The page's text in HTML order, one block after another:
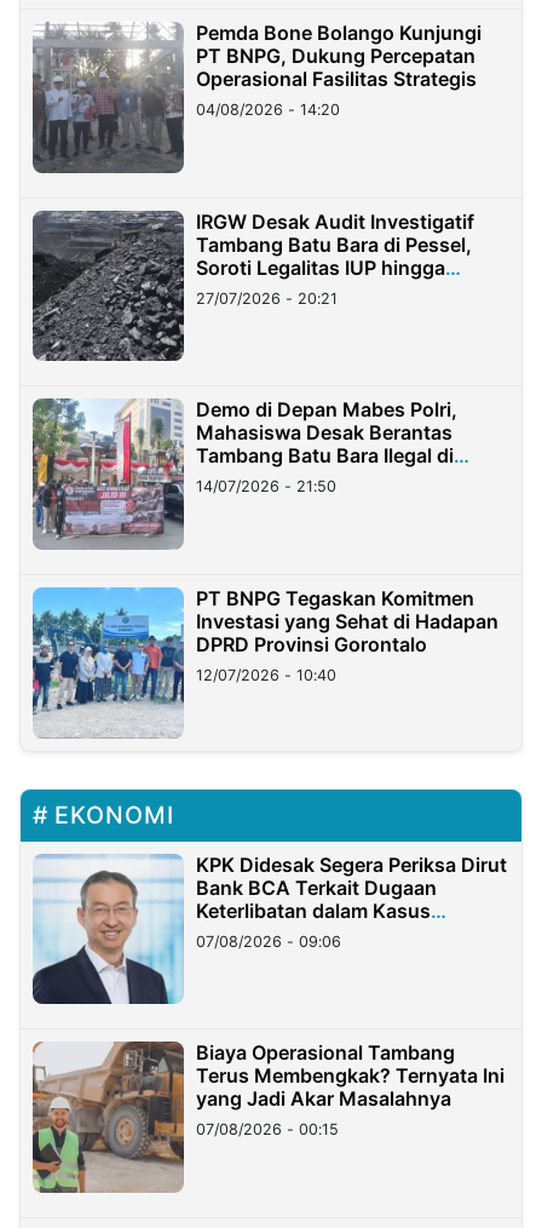
Pemda Bone Bolango Kunjungi
PT BNPG, Dukung Percepatan
Operasional Fasilitas Strategis
04/08/2026 - 14:20
IRGW Desak Audit Investigatif
Tambang Batu Bara di Pessel,
Soroti Legalitas IUP hingga
Stockpile
27/07/2026 - 20:21
Demo di Depan Mabes Polri,
Mahasiswa Desak Berantas
Tambang Batu Bara Ilegal di
Lampung
14/07/2026 - 21:50
PT BNPG Tegaskan Komitmen
Investasi yang Sehat di Hadapan
DPRD Provinsi Gorontalo
12/07/2026 - 10:40
EKONOMI
KPK Didesak Segera Periksa Dirut
Bank BCA Terkait Dugaan
Keterlibatan dalam Kasus
Hilangnya Dana Nasabah Rp2,58
Miliar
07/08/2026 - 09:06
Biaya Operasional Tambang
Terus Membengkak? Ternyata Ini
yang Jadi Akar Masalahnya
07/08/2026 - 00:15